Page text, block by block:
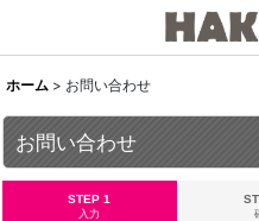
ホーム > お問い合わせ
お問い合わせ
STEP 1
入力